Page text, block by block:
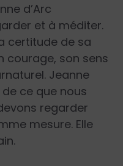
d’Arc
et à méditer.
certitude de sa
courage, son sens
Jeanne
de ce que nous
regarder
mesure. Elle